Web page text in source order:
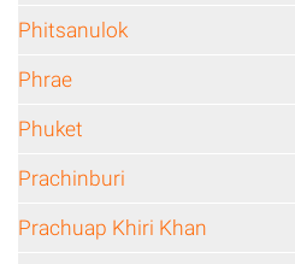
Phitsanulok
Phrae
Phuket
Prachinburi
Prachuap Khiri Khan